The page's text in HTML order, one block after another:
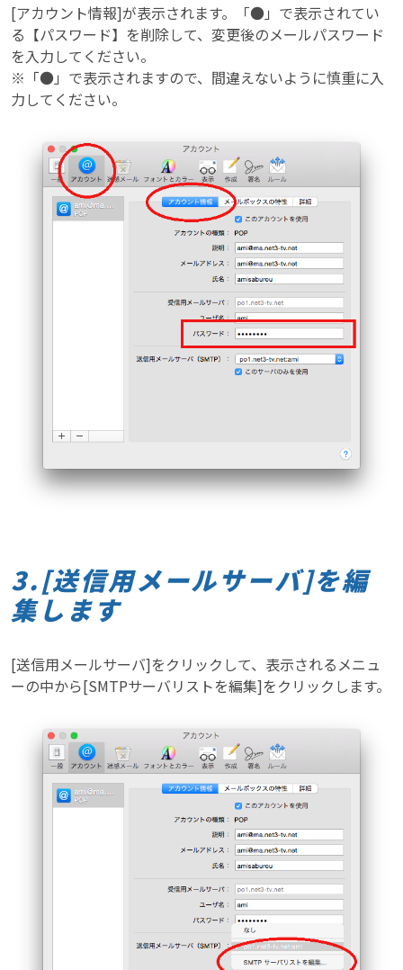
[アカウント情報]が表示されます。「●」で表示されてい
る【パスワード】を削除して、変更後のメールパスワード
を入力してください。
※「●」で表示されますので、間違えないように慎重に入
力してください。
3.[送信用メールサーバ]を編
集します
[送信用メールサーバ]をクリックして、表示されるメニュ
ーの中から[SMTPサーバリストを編集]をクリックします。